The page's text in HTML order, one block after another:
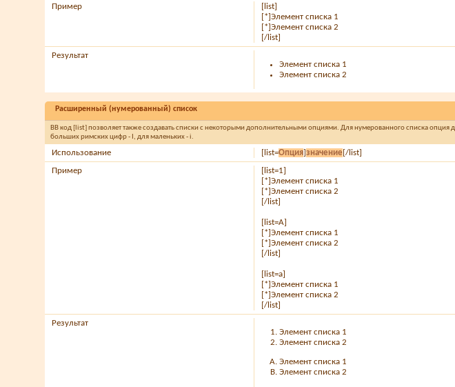
[list]
[*]Элемент списка 1
[*]Элемент списка 2
[/list]
Пример
Элемент списка 1
Элемент списка 2
Результат
Расширенный (нумерованный) список
BB код [list] позволяет также создавать списки с некоторыми дополнительными опциями. Для нумерованного списка
больших римских цифр - I, для маленьких - i.
[list=Опция]значение [/list]
Использование
[list=1]
[*]Элемент списка 1
[*]Элемент списка 2
[/list]
[list=A]
[*]Элемент списка 1
[*]Элемент списка 2
[/list]
[list=a]
[*]Элемент списка 1
[*]Элемент списка 2
[/list]
Пример
Элемент списка 1
Элемент списка 2
Элемент списка 1
Элемент списка 2
Результат